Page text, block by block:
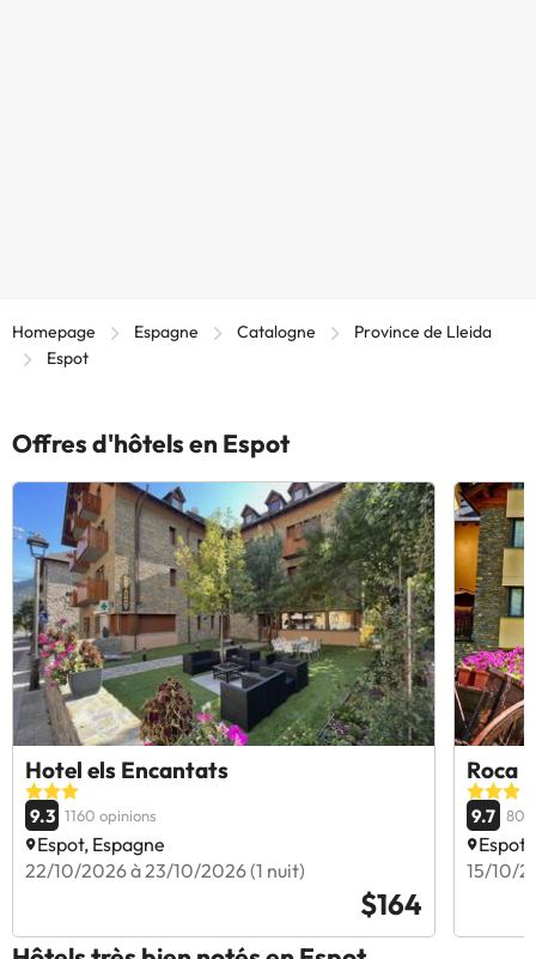
Homepage Espagne Catalogne
Province de Lleida
Espot
Offres d'hôtels en Espot
Hotel els Encantats
9.3 1160 opinions
Espot, Espagne
22/10/2026 à 23/10/2026 (1 nuit)
$164
Roca
9.7 807
Espot,
15/10/